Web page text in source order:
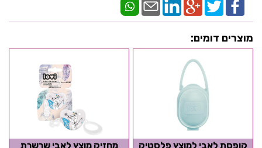
מוצרים דומים:
קופסת לאבי למוצץ פלסטיק
מחזיק מוצץ לאבי שרשרת